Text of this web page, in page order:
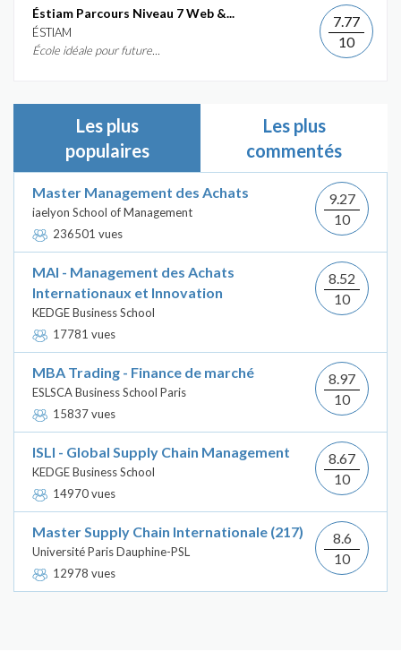
Éstiam Parcours Niveau 7 Web &...
ÉSTIAM
École idéale pour future...
7.77
10
Les plus
populaires
Les plus
commentés
Master Management des Achats
iaelyon School of Management
236501 vues
9.27
10
MAI - Management des Achats
Internationaux et Innovation
KEDGE Business School
17781 vues
8.52
10
MBA Trading - Finance de marché
ESLSCA Business School Paris
15837 vues
8.97
10
ISLI - Global Supply Chain Management
KEDGE Business School
14970 vues
8.67
10
Master Supply Chain Internationale (217)
Université Paris Dauphine-PSL
12978 vues
8.6
10